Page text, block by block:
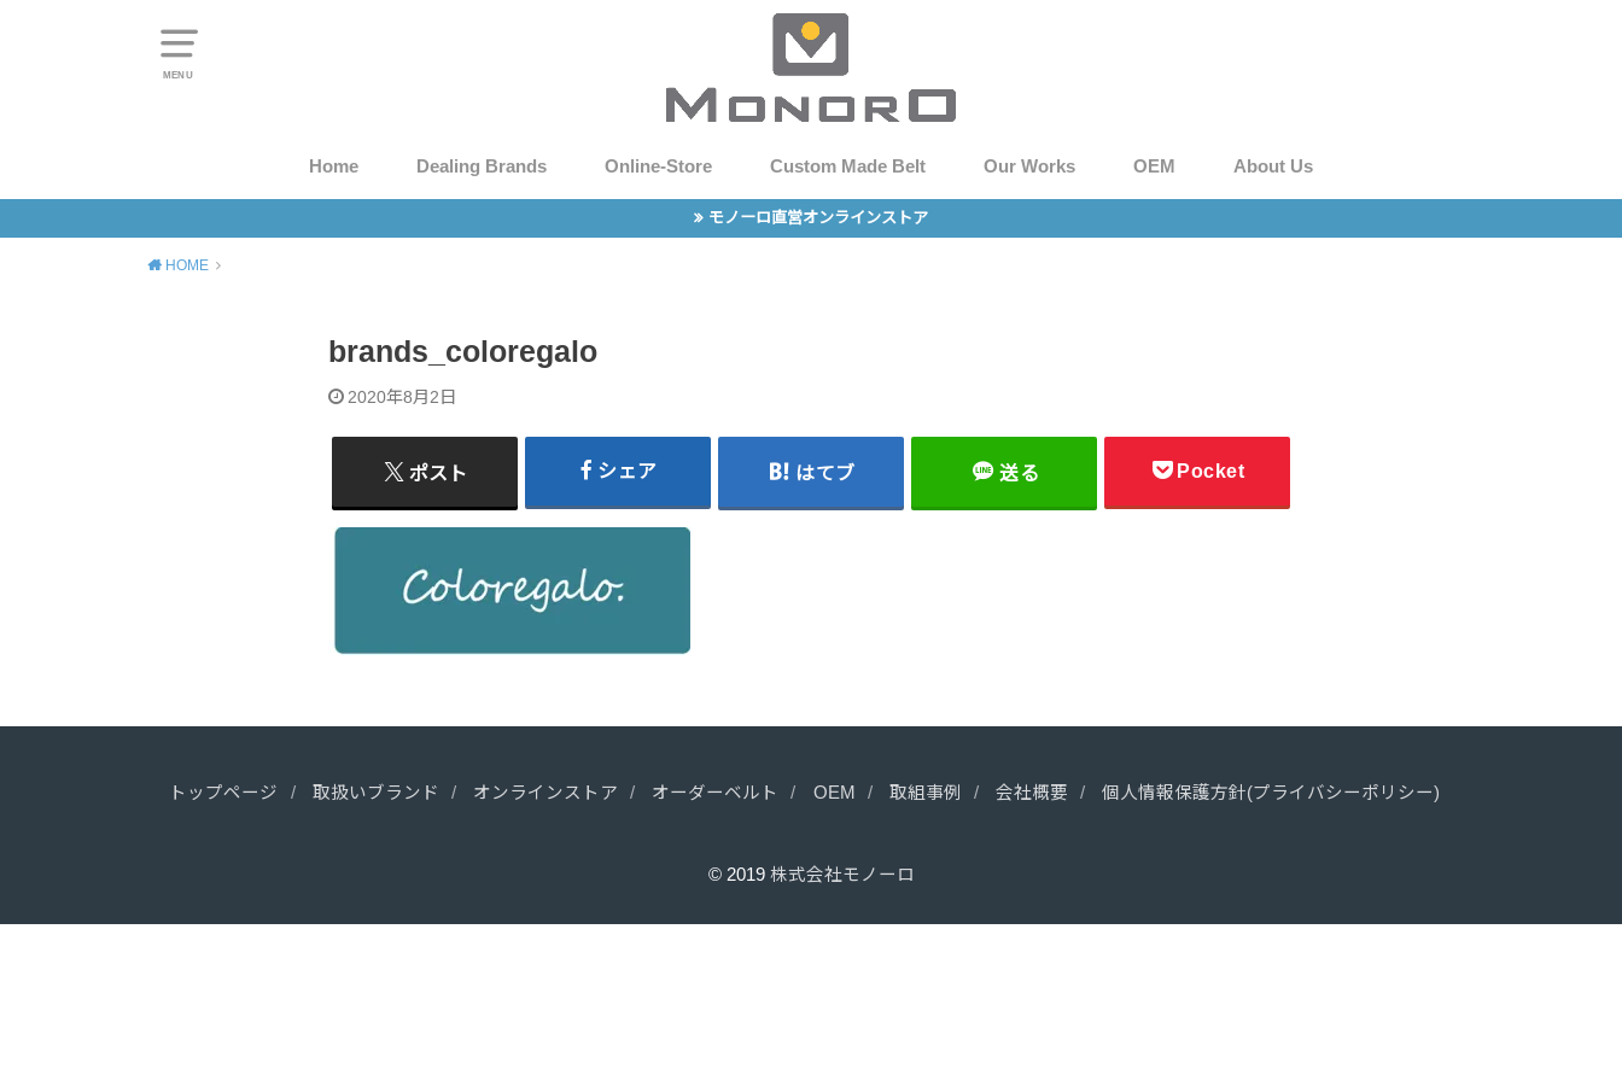
MENU
Home Dealing Brands Online-Store Custom Made Belt Our Works OEM About Us
モノーロ直営オンラインストア
HOME
brands_coloregalo
2020年8月2日
ポスト シェア はてブ 送る Pocket
トップページ 取扱いブランド オンラインストア オーダーベルト OEM 取組事例 会社概要 個人情報保護方針(プライバシーポリシー)
© 2019 株式会社モノーロ